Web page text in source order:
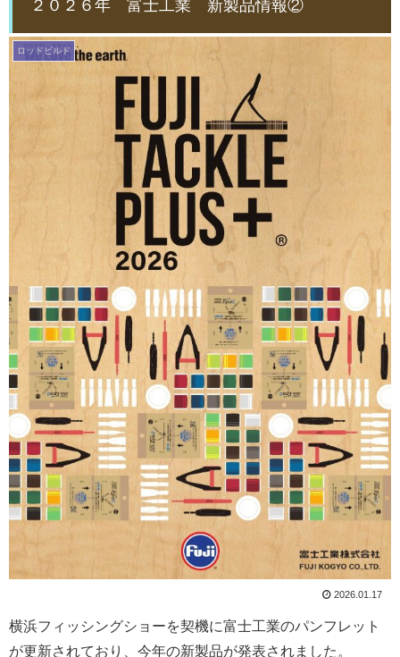
２０２６年 富士工業 新製品情報②
ロッドビルド
2026.01.17
横浜フィッシングショーを契機に富士工業のパンフレット
が更新されており、今年の新製品が発表されました。